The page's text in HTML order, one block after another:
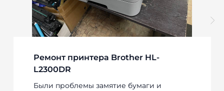
Ремонт принтера Brother HL-
L2300DR
Были проблемы замятие бумаги и